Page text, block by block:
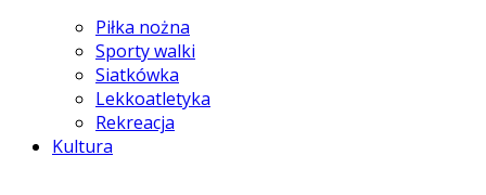
Piłka nożna
Sporty walki
Siatkówka
Lekkoatletyka
Rekreacja
Kultura